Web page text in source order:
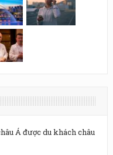
Á được du khách châu